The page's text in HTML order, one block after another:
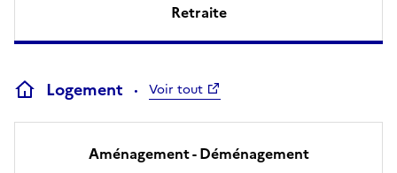
Retraite
Logement Voir tout
Aménagement - Déménagement